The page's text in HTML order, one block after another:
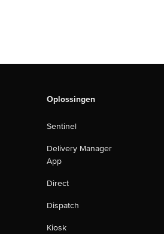
Oplossingen
Sentinel
Delivery Manager
App
Direct
Dispatch
Kiosk